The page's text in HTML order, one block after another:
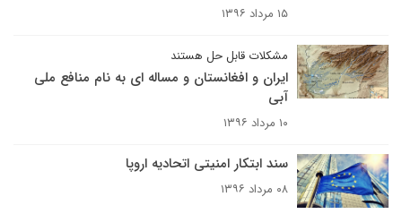
۱۵ مرداد ۱۳۹۶
مشکلات قابل حل هستند
ایران و افغانستان و مساله ای به نام منافع ملی
آبی
۱۰ مرداد ۱۳۹۶
سند ابتکار امنیتی اتحادیه اروپا
۰۸ مرداد ۱۳۹۶